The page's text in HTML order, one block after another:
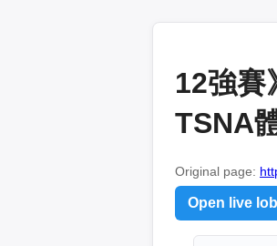
12強
TSNA
Original page:
Open live